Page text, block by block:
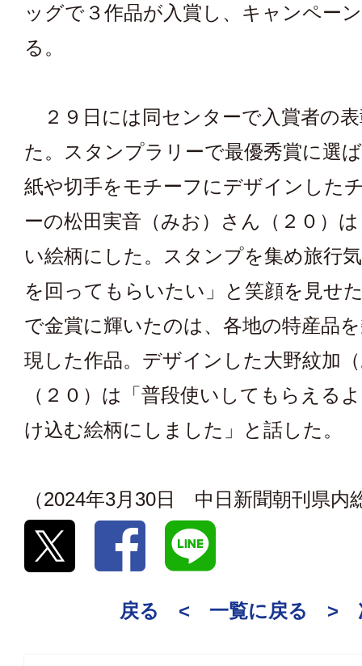
ッグで３作品が入賞し、キャンペー
る。
２９日には同センターで入賞者の
た。スタンプラリーで最優秀賞に選
紙や切手をモチーフにデザインした
ーの松田実音（みお）さん（２０）
い絵柄にした。スタンプを集め旅行
を回ってもらいたい」と笑顔を見せ
で金賞に輝いたのは、各地の特産品
現した作品。デザインした大野紋加
（２０）は「普段使いしてもらえる
け込む絵柄にしました」と話した。
（2024年3月30日 中日新聞朝刊県内
戻る < 一覧に戻る >